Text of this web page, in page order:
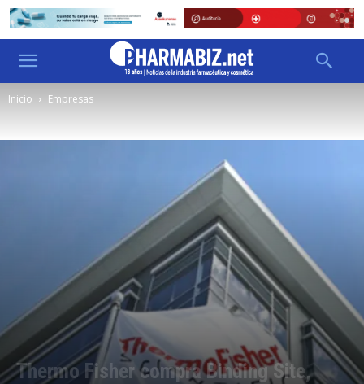
Inicio Empresas
Thermo Fisher compra Binding Site,